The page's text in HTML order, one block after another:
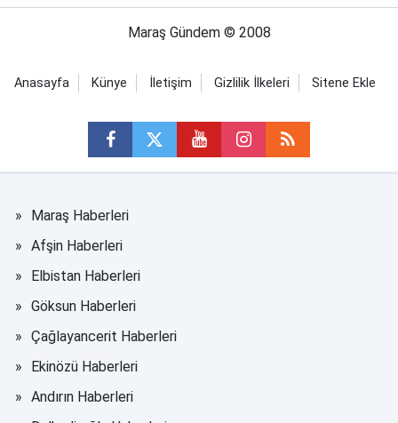
Maraş Gündem © 2008
Anasayfa Künye İletişim Gizlilik İlkeleri Sitene Ekle
Maraş Haberleri
Afşin Haberleri
Elbistan Haberleri
Göksun Haberleri
Çağlayancerit Haberleri
Ekinözü Haberleri
Andırın Haberleri